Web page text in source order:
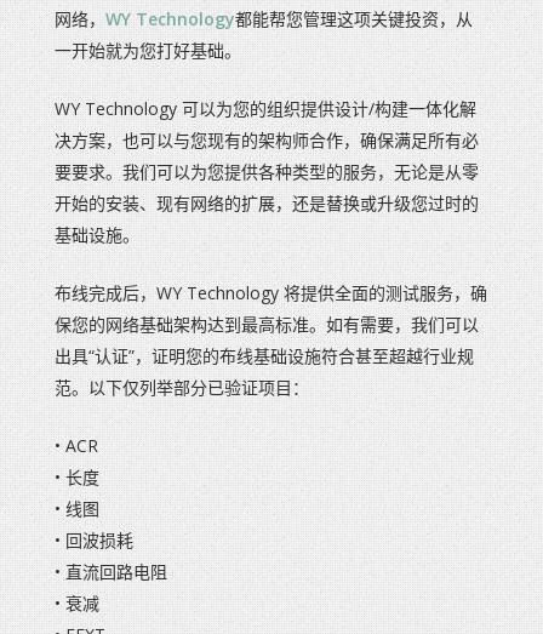
网络，WY Technology都能帮您管理这项关键投资，从
一开始就为您打好基础。
WY Technology 可以为您的组织提供设计/构建一体化解
决方案，也可以与您现有的架构师合作，确保满足所有必
要要求。我们可以为您提供各种类型的服务，无论是从零
开始的安装、现有网络的扩展，还是替换或升级您过时的
基础设施。
布线完成后，WY Technology 将提供全面的测试服务，确
保您的网络基础架构达到最高标准。如有需要，我们可以
出具“认证”，证明您的布线基础设施符合甚至超越行业规
范。以下仅列举部分已验证项目：
• ACR
• 长度
• 线图
• 回波损耗
• 直流回路电阻
• 衰减